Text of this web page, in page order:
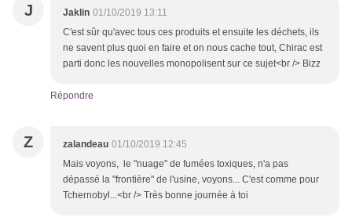
J Jaklin 01/10/2019 13:11
C'est sûr qu'avec tous ces produits et ensuite les déchets, ils
ne savent plus quoi en faire et on nous cache tout, Chirac est
parti donc les nouvelles monopolisent sur ce sujet<br /> Bizz
Répondre
Z zalandeau 01/10/2019 12:45
Mais voyons, le "nuage" de fumées toxiques, n'a pas
dépassé la "frontière" de l'usine, voyons... C'est comme pour
Tchernobyl...<br /> Très bonne journée à toi